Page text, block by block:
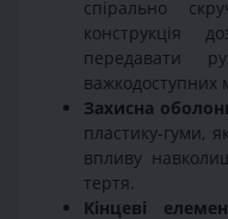
спірально
конструкція
передавати
важкодоступних
Захисна
пластику-гуми,
впливу
тертя.
Кінцеві